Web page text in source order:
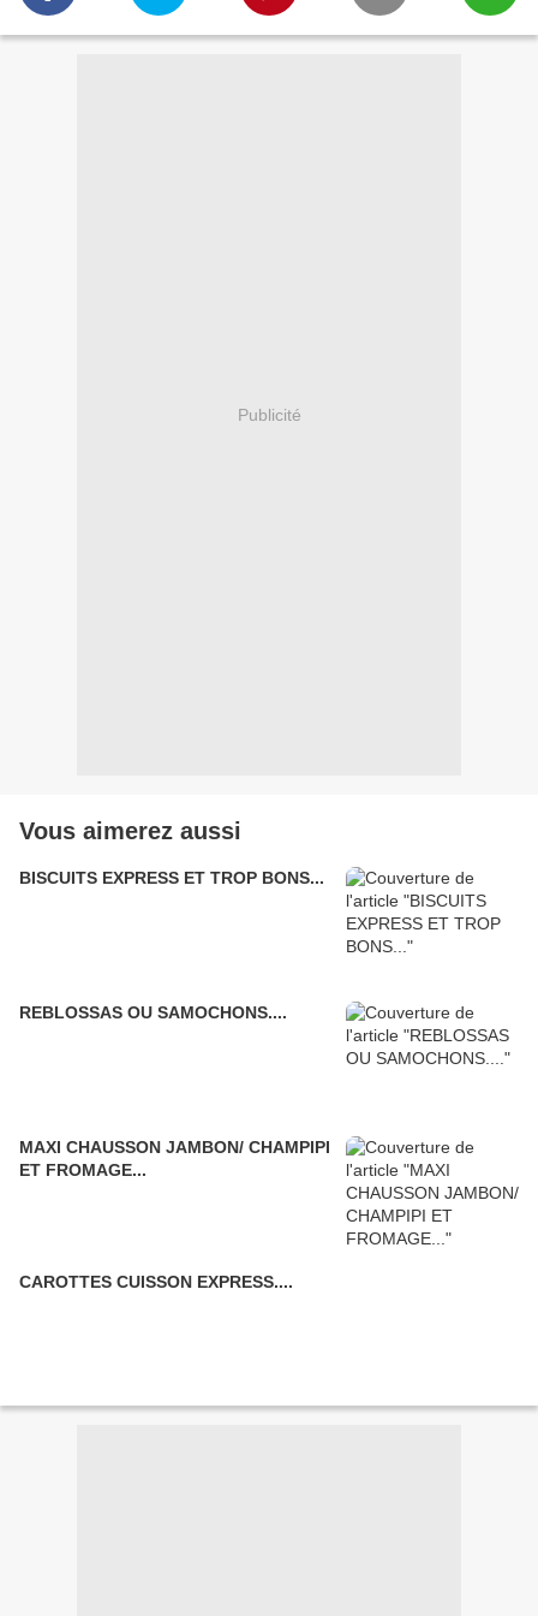
Publicité
Vous aimerez aussi
BISCUITS EXPRESS ET TROP BONS...
REBLOSSAS OU SAMOCHONS....
MAXI CHAUSSON JAMBON/ CHAMPIPI
ET FROMAGE...
CAROTTES CUISSON EXPRESS....